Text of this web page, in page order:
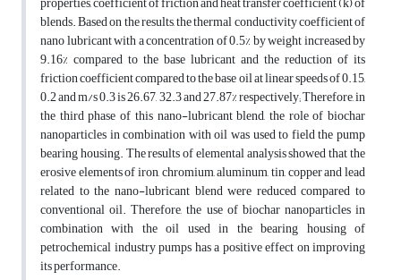
blends. Based on the results, the thermal conductivity coefficient of
nano lubricant with a concentration of 0.5% by weight increased by
9.16% compared to the base lubricant and the reduction of its
friction coefficient compared to the base oil at linear speeds of 0.15,
0.2 and m/s 0.3 is 26.67, 32.3 and 27.87% respectively; Therefore, in
the third phase of this nano-lubricant blend, the role of biochar
nanoparticles in combination with oil was used to field the pump
bearing housing. The results of elemental analysis showed that the
erosive elements of iron, chromium, aluminum, tin, copper and lead
related to the nano-lubricant blend were reduced compared to
conventional oil. Therefore, the use of biochar nanoparticles in
combination with the oil used in the bearing housing of
petrochemical industry pumps has a positive effect on improving
its performance.